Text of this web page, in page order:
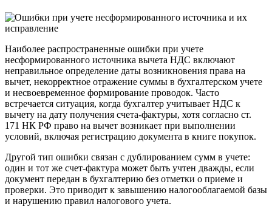
Наиболее распространенные ошибки при учете
несформированного источника вычета НДС включают
неправильное определение даты возникновения права на
вычет, некорректное отражение суммы в бухгалтерском учете
и несвоевременное формирование проводок. Часто
встречается ситуация, когда бухгалтер учитывает НДС к
вычету на дату получения счета-фактуры, хотя согласно ст.
171 НК РФ право на вычет возникает при выполнении
условий, включая регистрацию документа в книге покупок.
Другой тип ошибки связан с дублированием сумм в учете:
один и тот же счет-фактура может быть учтен дважды, если
документ передан в бухгалтерию без отметки о приеме и
проверки. Это приводит к завышению налогооблагаемой базы
и нарушению правил налогового учета.